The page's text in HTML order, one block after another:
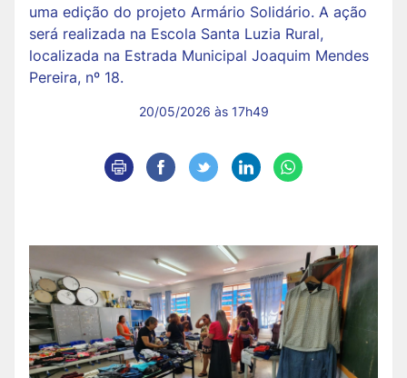
uma edição do projeto Armário Solidário. A ação
será realizada na Escola Santa Luzia Rural,
localizada na Estrada Municipal Joaquim Mendes
Pereira, nº 18.
20/05/2026 às 17h49